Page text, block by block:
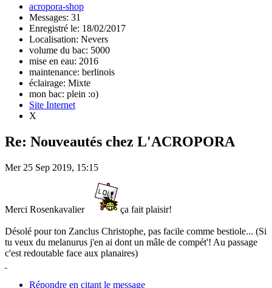
acropora-shop
Messages: 31
Enregistré le: 18/02/2017
Localisation: Nevers
volume du bac: 5000
mise en eau: 2016
maintenance: berlinois
éclairage: Mixte
mon bac: plein :o)
Site Internet
X
Re: Nouveautés chez L'ACROPORA
Mer 25 Sep 2019, 15:15
Merci Rosenkavalier ça fait plaisir!
Désolé pour ton Zanclus Christophe, pas facile comme bestiole... (Si
tu veux du melanurus j'en ai dont un mâle de compét'! Au passage
c'est redoutable face aux planaires)
Répondre en citant le message